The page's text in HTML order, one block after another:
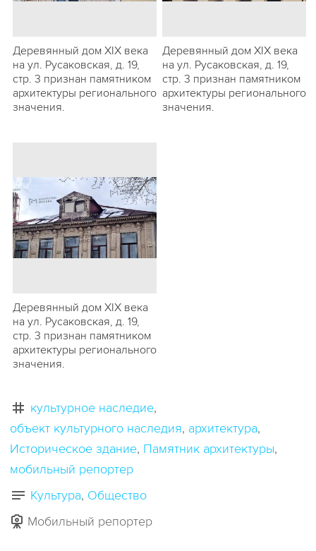
Деревянный дом XIX века
на ул. Русаковская, д. 19,
стр. 3 признан памятником
архитектуры регионального
значения.
Деревянный дом XIX века
на ул. Русаковская, д. 19,
стр. 3 признан памятником
архитектуры регионального
значения.
Деревянный дом XIX века
на ул. Русаковская, д. 19,
стр. 3 признан памятником
архитектуры регионального
значения.
культурное наследие
объект культурного наследия архитектура
Историческое здание Памятник архитектуры
мобильный репортер
Культура Общество
Мобильный репортер